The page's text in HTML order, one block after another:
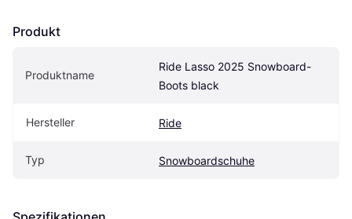
Produkt
Produktname
Ride Lasso 2025 Snowboard-
Boots black
Hersteller Ride
Typ Snowboardschuhe